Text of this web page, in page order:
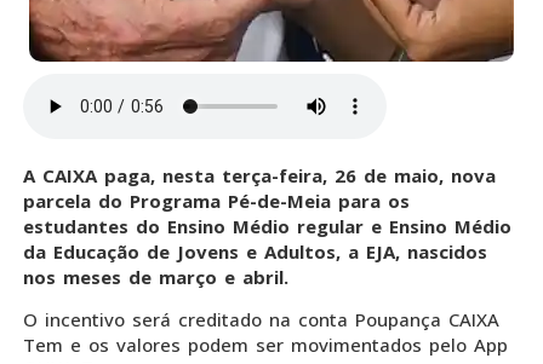
A CAIXA paga, nesta terça-feira, 26 de maio, nova
parcela do Programa Pé-de-Meia para os
estudantes do Ensino Médio regular e Ensino Médio
da Educação de Jovens e Adultos, a EJA, nascidos
nos meses de março e abril.
O incentivo será creditado na conta Poupança CAIXA
Tem e os valores podem ser movimentados pelo App